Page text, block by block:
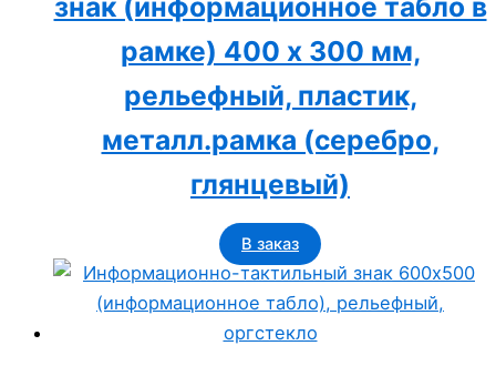
рамке) 400 x 300 мм,
рельефный, пластик,
металл.рамка (серебро,
глянцевый)
В заказ